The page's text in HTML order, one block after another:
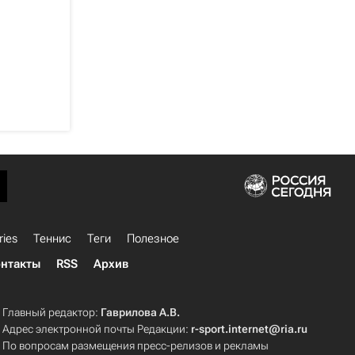
Теннис Теги
Полезное
RSS Архив
Главный редактор: Гаврилова А.В.
Адрес электронной почты Редакции: r-sport.internet@ria.ru
По вопросам размещения пресс-релизов и рекламы